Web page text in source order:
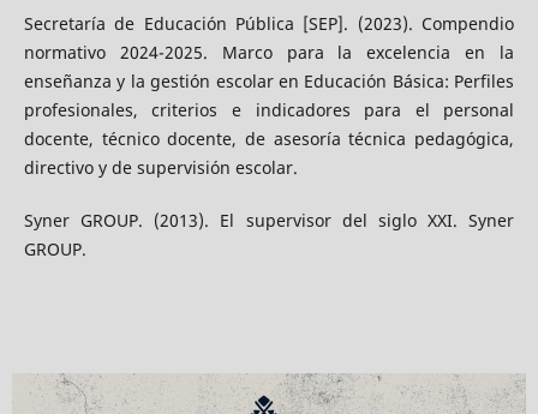
Secretaría de Educación Pública [SEP]. (2023). Compendio
normativo 2024-2025. Marco para la excelencia en la
enseñanza y la gestión escolar en Educación Básica: Perfiles
profesionales, criterios e indicadores para el personal
docente, técnico docente, de asesoría técnica pedagógica,
directivo y de supervisión escolar.
Syner GROUP. (2013). El supervisor del siglo XXI. Syner
GROUP.